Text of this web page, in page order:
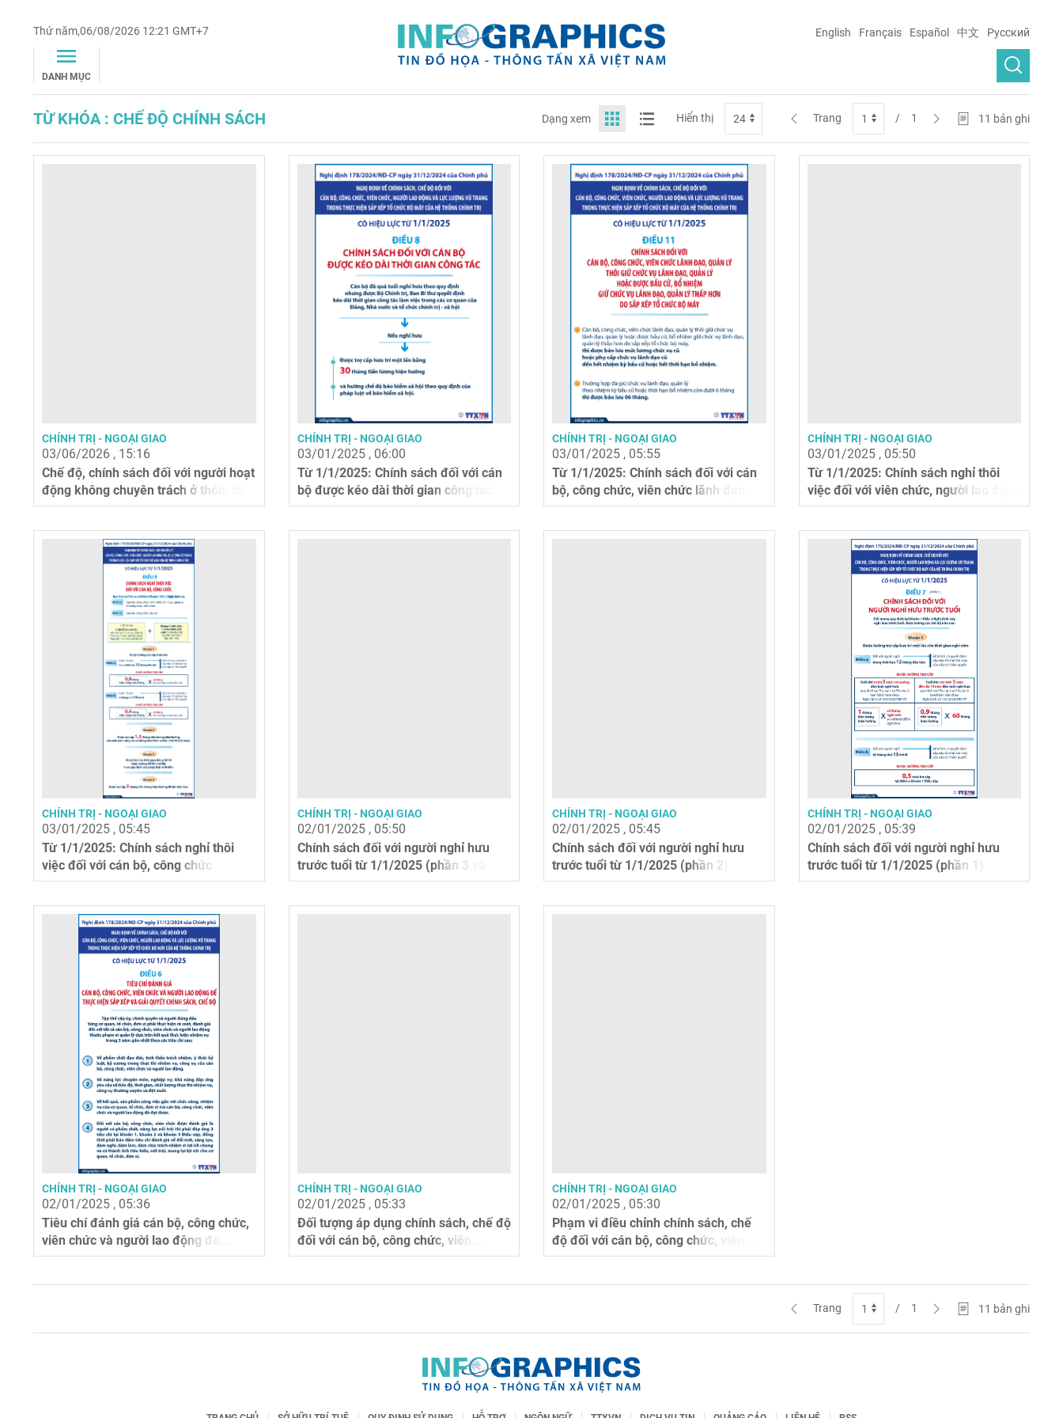
Thứ năm,06/08/2026 12:21 GMT+7
DANH MỤC
English Français Español 中文 Русский
TỪ KHÓA : CHẾ ĐỘ CHÍNH SÁCH Dạng xem Hiển thị Trang / 1 11 bản ghi
CHÍNH TRỊ - NGOẠI GIAO
03/06/2026 , 15:16
Chế độ, chính sách đối với người hoạt
động không chuyên trách ở thôn, tổ...
CHÍNH TRỊ - NGOẠI GIAO
03/01/2025 , 06:00
Từ 1/1/2025: Chính sách đối với cán
bộ được kéo dài thời gian công tác
CHÍNH TRỊ - NGOẠI GIAO
03/01/2025 , 05:55
Từ 1/1/2025: Chính sách đối với cán
bộ, công chức, viên chức lãnh đạo,
quản...
CHÍNH TRỊ - NGOẠI GIAO
03/01/2025 , 05:50
Từ 1/1/2025: Chính sách nghỉ thôi
việc đối với viên chức, người lao động
CHÍNH TRỊ - NGOẠI GIAO
03/01/2025 , 05:45
Từ 1/1/2025: Chính sách nghỉ thôi
việc đối với cán bộ, công chức
CHÍNH TRỊ - NGOẠI GIAO
02/01/2025 , 05:50
Chính sách đối với người nghỉ hưu
trước tuổi từ 1/1/2025 (phần 3 và
hết)
CHÍNH TRỊ - NGOẠI GIAO
02/01/2025 , 05:45
Chính sách đối với người nghỉ hưu
trước tuổi từ 1/1/2025 (phần 2)
CHÍNH TRỊ - NGOẠI GIAO
02/01/2025 , 05:39
Chính sách đối với người nghỉ hưu
trước tuổi từ 1/1/2025 (phần 1)
CHÍNH TRỊ - NGOẠI GIAO
02/01/2025 , 05:36
Tiêu chí đánh giá cán bộ, công chức,
viên chức và người lao động để...
CHÍNH TRỊ - NGOẠI GIAO
02/01/2025 , 05:33
Đối tượng áp dụng chính sách, chế độ
đối với cán bộ, công chức, viên...
CHÍNH TRỊ - NGOẠI GIAO
02/01/2025 , 05:30
Phạm vi điều chỉnh chính sách, chế
độ đối với cán bộ, công chức, viên...
Trang / 1 11 bản ghi